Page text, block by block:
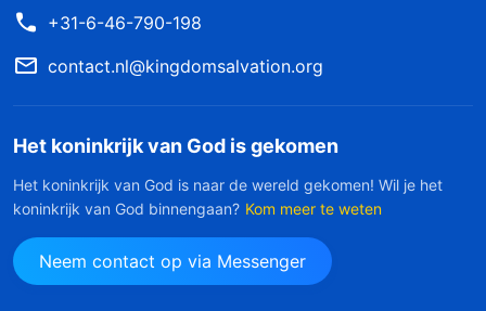
+31-6-46-790-198
contact.nl@kingdomsalvation.org
Het koninkrijk van God is gekomen
Het koninkrijk van God is naar de wereld gekomen! Wil je het
koninkrijk van God binnengaan? Kom meer te weten
Neem contact op via Messenger